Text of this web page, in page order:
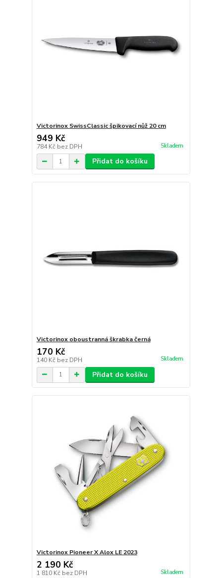
Victorinox SwissClassic špikovací nůž 20 cm
949 Kč
784 Kč bez DPH Skladem
Přidat do košíku
Victorinox oboustranná škrabka černá
170 Kč
140 Kč bez DPH Skladem
Přidat do košíku
Victorinox Pioneer X Alox LE 2023
2 190 Kč
1 810 Kč bez DPH Skladem